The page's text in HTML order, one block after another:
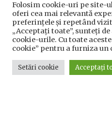
Folosim cookie-uri pe site-
oferi cea mai relevantă
preferințele și repetând
„Acceptați toate”, sunteți
cookie-urile. Cu toate
cookie” pentru a furniza
Setări cookie Acceptați